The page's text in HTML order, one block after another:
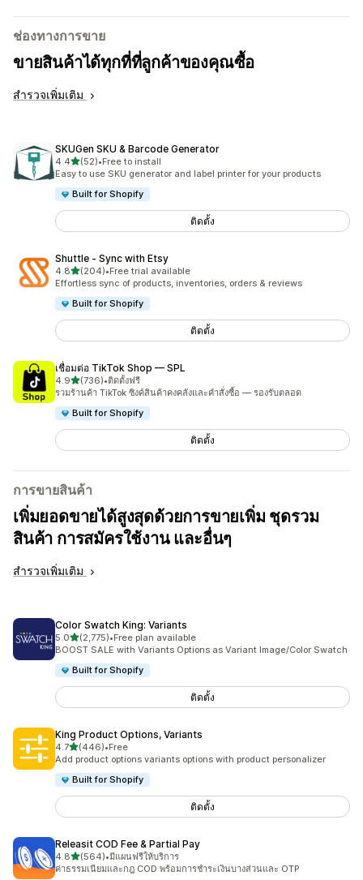
ช่องทางการขาย
ขายสินค้าได้ทุกที่ที่ลูกค้าของคุณซื้อ
สำรวจเพิ่มเติม
SKUGen SKU & Barcode Generator
4.4เต็ม 5 ดาว
(52)
ทั้งหมด 52 รีวิว
•Free to install
Easy to use SKU generator and label printer for your products
Built for Shopify
ติดตั้ง
Shuttle ‑ Sync with Etsy
4.8เต็ม 5 ดาว
(204)
ทั้งหมด 204 รีวิว
•Free trial available
Effortless sync of products, inventories, orders & reviews
Built for Shopify
ติดตั้ง
เชื่อมต่อ TikTok Shop — SPL
4.9เต็ม 5 ดาว
(736)
ทั้งหมด 736 รีวิว
•ติดตั้งฟรี
รวมร้านค้า TikTok ซิงค์สินค้าคงคลังและคำสั่งซื้อ — รองรับตลอด
Built for Shopify
ติดตั้ง
การขายสินค้า
เพิ่มยอดขายได้สูงสุดด้วยการขายเพิ่ม ชุดรวม
สินค้า การสมัครใช้งาน และอื่นๆ
สำรวจเพิ่มเติม
Color Swatch King: Variants
5.0เต็ม 5 ดาว
(2,775)
ทั้งหมด 2775 รีวิว
•Free plan available
BOOST SALE with Variants Options as Variant Image/Color Swatch
Built for Shopify
ติดตั้ง
King Product Options, Variants
4.7เต็ม 5 ดาว
(446)
ทั้งหมด 446 รีวิว
•Free
Add product options variants options with product personalizer
Built for Shopify
ติดตั้ง
Releasit COD Fee & Partial Pay
4.8เต็ม 5 ดาว
(564)
ทั้งหมด 564 รีวิว
•มีแผนฟรีให้บริการ
ค่าธรรมเนียมและกฎ COD พร้อมการชำระเงินบางส่วนและ OTP